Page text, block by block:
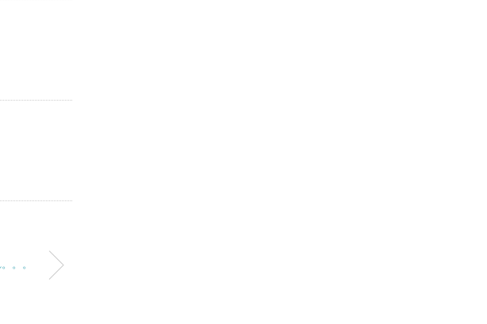
。。